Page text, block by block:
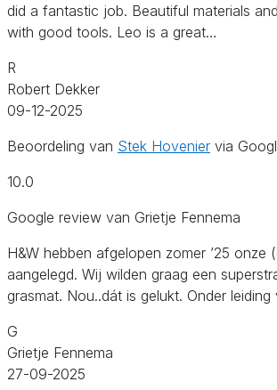
did a fantastic job. Beautiful materials
with good tools. Leo is a great…
R
Robert Dekker
09-12-2025
Beoordeling van Stek Hovenier via
10.0
Google review van Grietje Fennema
H&W hebben afgelopen zomer ’25 onze
aangelegd. Wij wilden graag een
grasmat. Nou..dát is gelukt. Onder
G
Grietje Fennema
27-09-2025